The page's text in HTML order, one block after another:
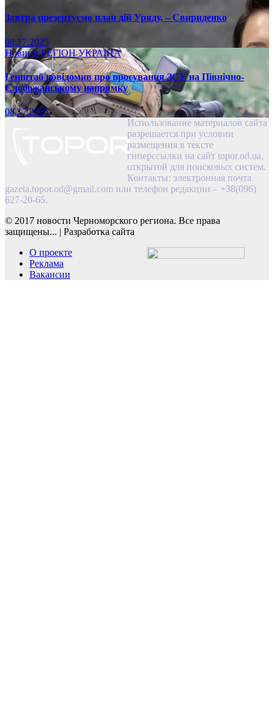
Завтра презентуємо план дій Уряду, – Свириденко
08.17.2025
НовиниРЕГІОНУКРАЇНА
Генштаб повідомив про просування ЗСУ на Північно-
Слобожанському напрямку
08.17.2025
Использование материалов сайта
разрешается при условии
размещения в тексте
гиперссылки на сайт topor.od.ua,
открытой для поисковых систем.
Контакты: электронная почта
gazeta.topor.od@gmail.com или телефон редакции – +38(096)
627-20-65.
© 2017 новости Черноморского региона. Все права
защищены... | Разработка сайта
О проекте
Реклама
Вакансии